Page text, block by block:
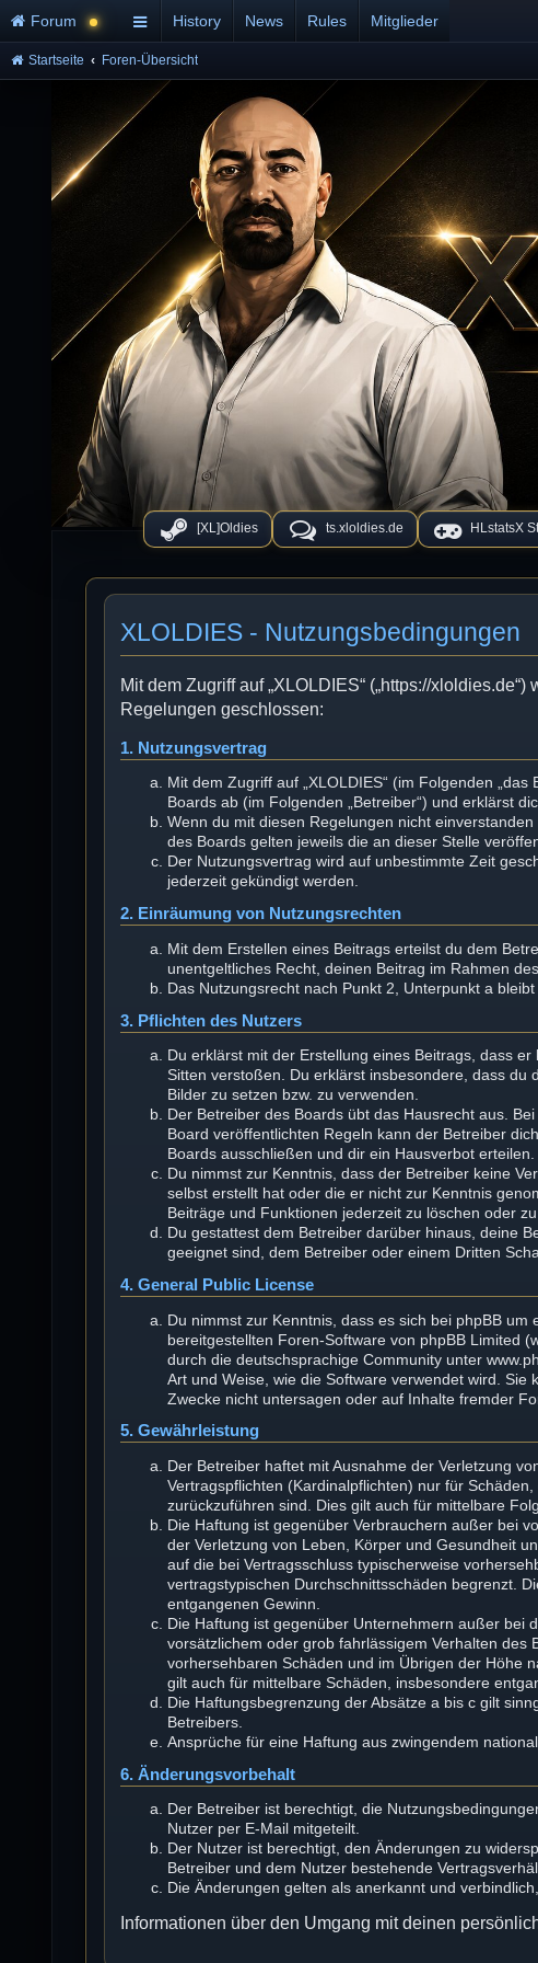
[XL]Oldies ts.xloldies.de HLstatsX
Forum History News Rules Mitglieder
Startseite Foren-Übersicht
XLOLDIES - Nutzungsbedingungen
Mit dem Zugriff auf „XLOLDIES“ („https://
Regelungen geschlossen:
1. Nutzungsvertrag
Mit dem Zugriff auf „XLOLDIES“ (im Folgenden
Boards ab (im Folgenden „Betreiber“) und erklärst
Wenn du mit diesen Regelungen nicht
des Boards gelten jeweils die an dieser Stelle
Der Nutzungsvertrag wird auf unbestimmte Zeit
jederzeit gekündigt werden.
2. Einräumung von Nutzungsrechten
Mit dem Erstellen eines Beitrags erteilst du dem
unentgeltliches Recht, deinen Beitrag im Rahmen
Das Nutzungsrecht nach Punkt 2, Unterpunkt a
3. Pflichten des Nutzers
Du erklärst mit der Erstellung eines Beitrags, dass
Sitten verstoßen. Du erklärst insbesondere, dass du
Bilder zu setzen bzw. zu verwenden.
Der Betreiber des Boards übt das Hausrecht aus.
Board veröffentlichten Regeln kann der Betreiber
Boards ausschließen und dir ein Hausverbot erteilen.
Du nimmst zur Kenntnis, dass der Betreiber keine
selbst erstellt hat oder die er nicht zur Kenntnis
Beiträge und Funktionen jederzeit zu löschen oder zu
Du gestattest dem Betreiber darüber hinaus, deine
geeignet sind, dem Betreiber oder einem Dritten
4. General Public License
Du nimmst zur Kenntnis, dass es sich bei phpBB um
bereitgestellten Foren-Software von phpBB Limited
durch die deutschsprachige Community unter
Art und Weise, wie die Software verwendet wird.
Zwecke nicht untersagen oder auf Inhalte fremder
5. Gewährleistung
Der Betreiber haftet mit Ausnahme der Verletzung
Vertragspflichten (Kardinalpflichten) nur für
zurückzuführen sind. Dies gilt auch für mittelbare
Die Haftung ist gegenüber Verbrauchern außer bei
der Verletzung von Leben, Körper und Gesundheit
auf die bei Vertragsschluss typischerweise
vertragstypischen Durchschnittsschäden begrenzt.
entgangenen Gewinn.
Die Haftung ist gegenüber Unternehmern außer bei
vorsätzlichem oder grob fahrlässigem Verhalten des
vorhersehbaren Schäden und im Übrigen der Höhe
gilt auch für mittelbare Schäden, insbesondere
Die Haftungsbegrenzung der Absätze a bis c gilt
Betreibers.
Ansprüche für eine Haftung aus zwingendem
6. Änderungsvorbehalt
Der Betreiber ist berechtigt, die
Nutzer per E-Mail mitgeteilt.
Der Nutzer ist berechtigt, den Änderungen zu
Betreiber und dem Nutzer bestehende
Die Änderungen gelten als anerkannt und
Informationen über den Umgang mit deinen